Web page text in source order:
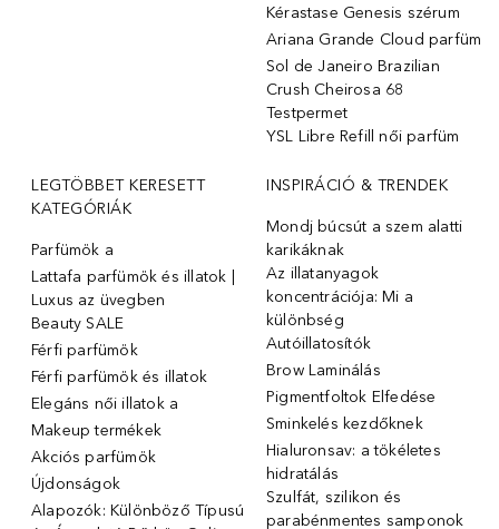
Kérastase Genesis szérum
Ariana Grande Cloud parfüm
Sol de Janeiro Brazilian
Crush Cheirosa 68
Testpermet
YSL Libre Refill női parfüm
LEGTÖBBET KERESETT
KATEGÓRIÁK
Parfümök ️a
Lattafa parfümök és illatok |
Luxus az üvegben
Beauty SALE
Férfi parfümök
Férfi parfümök és illatok
Elegáns női illatok ️a
Makeup termékek
Akciós parfümök
Újdonságok
Alapozók: Különböző Típusú
INSPIRÁCIÓ & TRENDEK
Mondj búcsút a szem alatti
karikáknak
Az illatanyagok
koncentrációja: Mi a
különbség
Autóillatosítók
Brow Laminálás
Pigmentfoltok Elfedése
Sminkelés kezdőknek
Hialuronsav: a tökéletes
hidratálás
Szulfát, szilikon és
parabénmentes samponok